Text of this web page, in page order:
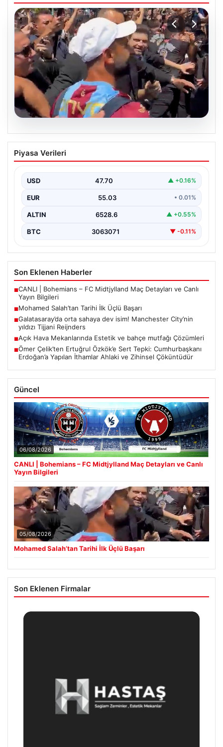
Mohamed Salah’tan Tarihi İlk Üçlü
Başarı
önemli bir dönüm noktasına imza attı. Takımının
hücum…
Piyasa Verileri
USD 47.70 ▲ +0.16%
EUR 55.03 • 0.01%
ALTIN 6528.6 ▲ +0.55%
BTC 3063071 ▼ -0.11%
Son Eklenen Haberler
■CANLI | Bohemians – FC Midtjylland Maç Detayları ve Canlı
Yayın Bilgileri
■Mohamed Salah’tan Tarihi İlk Üçlü Başarı
■Galatasaray’da orta sahaya dev isim! Manchester City’nin
yıldızı Tijjani Reijnders
■Açık Hava Mekanlarında Estetik ve bahçe mutfağı Çözümleri
■Ömer Çelik’ten Ertuğrul Özkök’e Sert Tepki: Cumhurbaşkanı
Erdoğan’a Yapılan İthamlar Ahlaki ve Zihinsel Çöküntüdür
Güncel
06/08/2026
CANLI | Bohemians – FC Midtjylland Maç Detayları ve Canlı
Yayın Bilgileri
05/08/2026
Mohamed Salah’tan Tarihi İlk Üçlü Başarı
Son Eklenen Firmalar